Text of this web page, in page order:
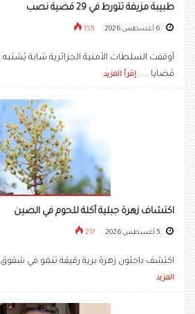
طبيبة مزيفة تتورط في 29 قضية نصب
155
أوقفت السلطات الأمنية الجزائرية شابة
قضايا ..... إقرأ المزيد
اكتشاف زهرة جبلية آكلة للحوم في الصين
217
اكتشف باحثون زهرة برية رقيقة تنمو في شقوق
المزيد